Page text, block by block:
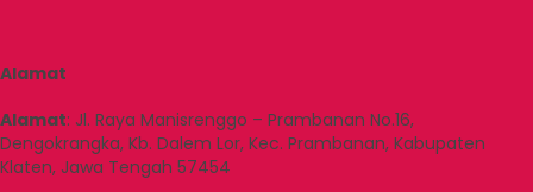
Alamat
Alamat: Jl. Raya Manisrenggo – Prambanan No.16,
Dengokrangka, Kb. Dalem Lor, Kec. Prambanan, Kabupaten
Klaten, Jawa Tengah 57454